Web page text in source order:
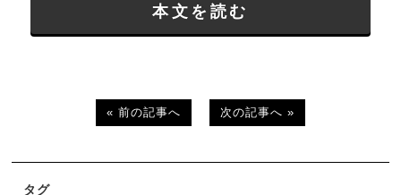
本文を読む
« 前の記事へ 次の記事へ »
タグ